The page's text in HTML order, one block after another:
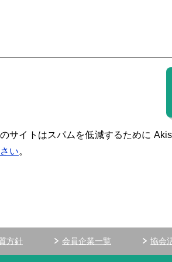
サイトはスパムを低減するために
い。
方針 会員企業一覧 協会